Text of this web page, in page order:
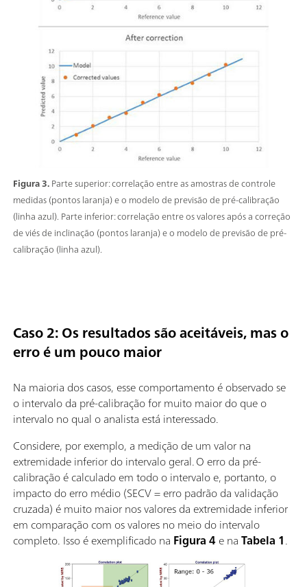
Figura 3.Parte superior: correlação entre as amostras de controle
medidas (pontos laranja) e o modelo de previsão de pré-calibração
(linha azul). Parte inferior: correlação entre os valores após a correção
de viés de inclinação (pontos laranja) e o modelo de previsão de pré-
calibração (linha azul).
Caso 2: Os resultados são aceitáveis, mas o
erro é um pouco maior
Na maioria dos casos, esse comportamento é observado se
o intervalo da pré-calibração for muito maior do que o
intervalo no qual o analista está interessado.
Considere, por exemplo, a medição de um valor na
extremidade inferior do intervalo geral. O erro da pré-
calibração é calculado em todo o intervalo e, portanto, o
impacto do erro médio (SECV = erro padrão da validação
cruzada) é muito maior nos valores da extremidade inferior
em comparação com os valores no meio do intervalo
completo. Isso é exemplificado na Figura 4e naTabela 1.